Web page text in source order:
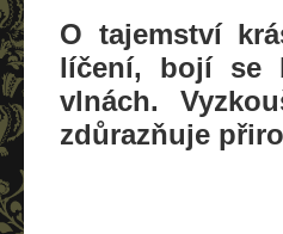
O tajemství
líčení, bojí se
vlnách.
zdůrazňuje